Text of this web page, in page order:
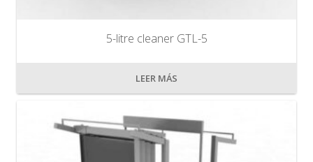
5-litre cleaner GTL-5
LEER MÁS